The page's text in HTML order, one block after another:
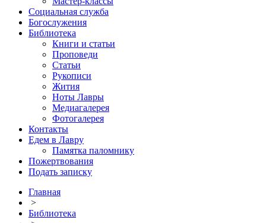
Социальная служба
Богослужения
Библиотека
Книги и статьи
Проповеди
Статьи
Рукописи
Жития
Ноты Лавры
Медиагалерея
Фотогалерея
Контакты
Едем в Лавру
Памятка паломнику
Пожертвования
Подать записку
Главная
>
Библиотека